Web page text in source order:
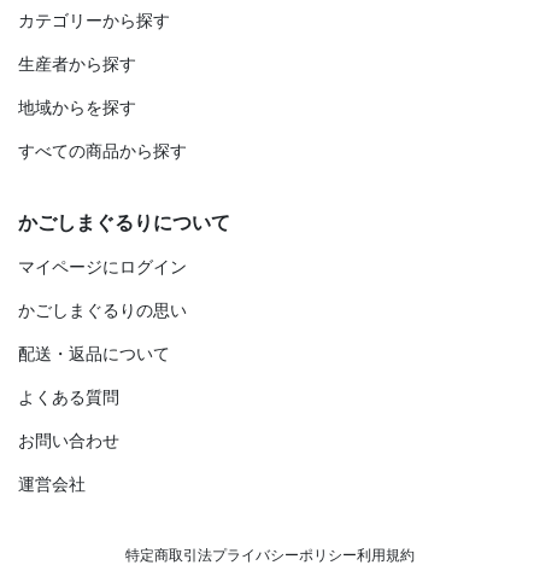
カテゴリーから探す
生産者から探す
地域からを探す
すべての商品から探す
かごしまぐるりについて
マイページにログイン
かごしまぐるりの思い
配送・返品について
よくある質問
お問い合わせ
運営会社
特定商取引法プライバシーポリシー利用規約